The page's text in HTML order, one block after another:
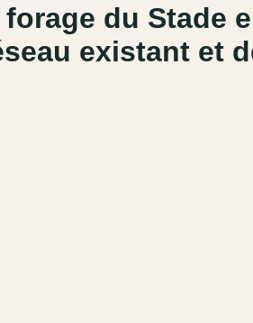
du Stade
existant et